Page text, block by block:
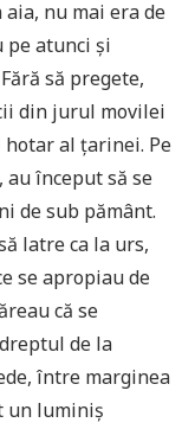
nu mai era de
pe atunci și
să pregete,
din jurul movilei
al țarinei. Pe
au început să se
de sub pământ.
latre ca la urs,
se apropiau de
că se
de la
între marginea
un luminiș